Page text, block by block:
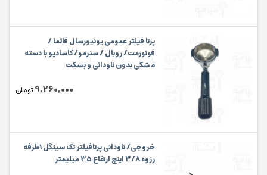
پرتا فیلتر عمومی یونیورسال فائما /
فوتورمت/ رویال / سنرمو/ کاسادیو با دسته
مشکی بدون ناودانی و بسکت
9,260,000 تومان
خروجی/ ناودانی پرتافیلتر تک سینگل ۱طرفه
رزوه ۳/۸ اینچ ارتفاع 35 میلیمتر